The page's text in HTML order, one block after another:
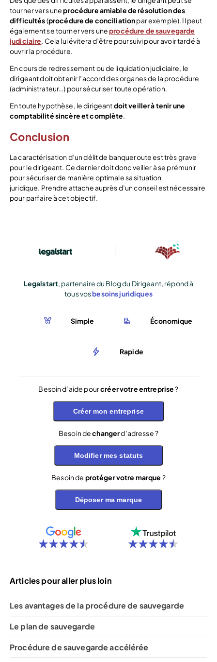
tourner vers uneprocédure amiable de résolution des
difficultés(procédure de conciliationpar exemple). Il peut
également se tourner vers uneprocédure de sauvegarde
judiciaire. Cela lui évitera d’être poursuivi pour avoir tardé à
ouvrir la procédure.
En cours de redressement ou de liquidation judiciaire, le
dirigeant doit obtenir l’accord des organes de la procédure
(administrateur…) pour sécuriser toute opération.
En toute hypothèse, le dirigeantdoit veiller à tenir une
comptabilité sincère et complète.
Conclusion
La caractérisation d’un délit de banqueroute est très grave
pour le dirigeant. Ce dernier doit donc veiller à se prémunir
pour sécuriser de manière optimale sa situation
juridique. Prendre attache auprès d’un conseil est nécessaire
pour parfaire à cet objectif.
Legalstart, partenaire du Blog du Dirigeant, répond à
tous vosbesoins juridiques
Simple Économique
Rapide
Besoin d’aide pourcréer votre entreprise?
Créer mon entreprise
Besoin dechangerd’adresse ?
Modifier mes statuts
Besoin de protéger votre marque ?
Déposer ma marque
Articles pour aller plus loin
Les avantages de la procédure de sauvegarde
Le plan de sauvegarde
Procédure de sauvegarde accélérée